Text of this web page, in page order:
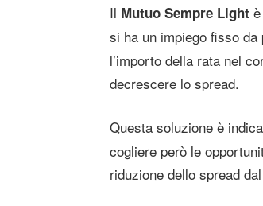
Il Mutuo Sempre Light
si ha un impiego fisso da
l’importo della rata nel
decrescere lo spread.
Questa soluzione è
cogliere però le
riduzione dello spread